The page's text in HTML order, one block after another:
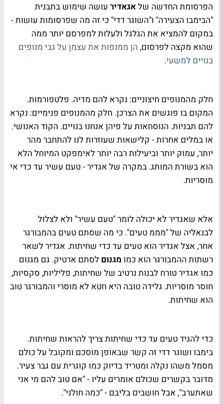
הפרסומת החדשה שלאגאדיר עושה שימוש בתבנית
"הבימבו הצעירה" ו"השוגר דדי" כי זה מה שפרסומות עושות -
במקום להמציא את הגלגל ולעלות למפרסם יותר ממה
שהוא מקצה לפרסום, הן ממנפות את עצמן על גבי מנופים
בנויים למשעי.
חלק מהמנופים חיצוניים: נקרא להם מדיה. פלטפורמות.
המקום בו פוגשים את הצרכן. חלק מהמנופים פנימיים: נקרא
להם תבניות. הנוסחאות על פיהן אנחנו בנויים. הקוד האנושי.
או במלים אחרות - קלישאות שעוזרות לנו להתחבר מהר
יותר, עמוק יותר וביעילות רבה יותר לאימפקט המיוחל הלא
הוא בשורת המותג. במקרה של אגדיר - טעם עשיר עד כדי אי
מוסריות.
אלא שאגדיר לא יכולה לומר "טעם עשיר" ולא לצלול
לבנאליה של "מממ טעים". כי מה שסתם טעים בהמבורגר
אחר, אצל אגדיר הוא טעים עד כדי שחיתות. אגדיר לשאר
רשתות ההמבורגר הוא כמו מגנום לסתם ארטיק. גם מגנום
כמו אגדיר טורח לבנות נרטיב של שחיתות, פליליות, סקסיות,
חוסר מוסריות. גלידה טובה היא חטא לא מוסרי והמבורגר טוב
הוא שחיתות.
כדי להגיד טעים עד כדי שחיתות צריך להראות שחיתות.
בימבו ושוגר דדי זה קשר שבאופן מוסכם ומקובל על כולם
מסמל משהו נקלה ומטריד בדיוק כמו קוגרית עם גבר צעיר.
מדובר בקשרים שכולם אומרים עליו - "אם טוב להם מי אני
שאתערב", אבל חושבים בליבם - "כמה חולני".